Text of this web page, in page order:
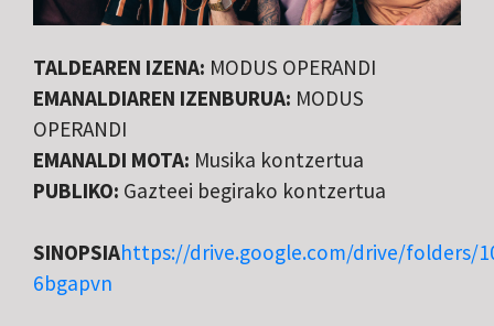
TALDEAREN IZENA: MODUS OPERANDI
EMANALDIAREN IZENBURUA: MODUS
OPERANDI
EMANALDI MOTA: Musika kontzertua
PUBLIKO: Gazteei begirako kontzertua
SINOPSIAhttps://drive.google.com/drive/folders/
6bgapvn